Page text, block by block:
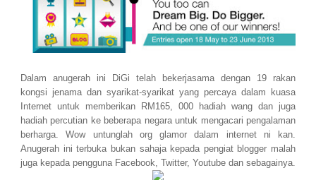
Dalam anugerah ini DiGi telah bekerjasama dengan 19
rakan
kongsi jenama dan syarikat-syarikat yang percaya dalam
kuasa
Internet untuk memberikan RM165, 000 hadiah wang dan juga
hadiah percutian ke beberapa negara untuk mengacari pengalaman
berharga. Wow untunglah org glamor dalam internet ni kan.
Anugerah ini terbuka bukan sahaja kepada pengiat blogger malah
juga kepada pengguna Facebook, Twitter, Youtube dan sebagainya.